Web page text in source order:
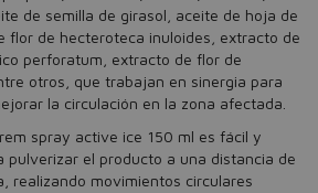
de semilla de girasol, aceite de hoja de
flor de hecteroteca inuloides, extracto de
perforatum, extracto de flor de
otros, que trabajan en sinergia para
la circulación en la zona afectada.
spray active ice 150 ml es fácil y
pulverizar el producto a una distancia de
realizando movimientos circulares